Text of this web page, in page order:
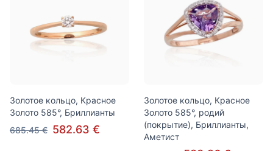
Золотое кольцо, Красное
Золото 585°, Бриллианты
685.45 € 582.63 €
Золотое кольцо, Красное
Золото 585°, родий
(покрытие), Бриллианты,
Аметист